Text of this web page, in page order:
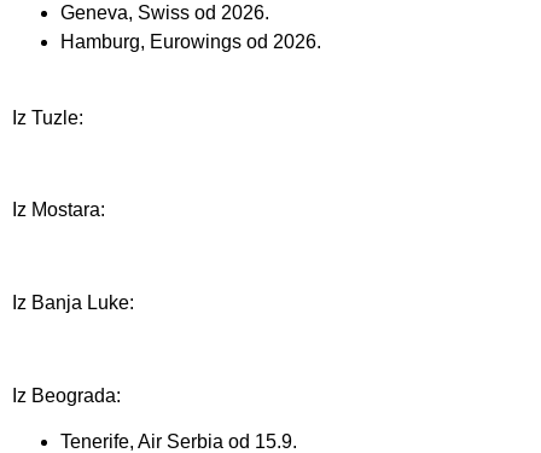
Geneva, Swiss od 2026.
Hamburg, Eurowings od 2026.
Iz Tuzle:
Iz Mostara:
Iz Banja Luke:
Iz Beograda:
Tenerife, Air Serbia od 15.9.